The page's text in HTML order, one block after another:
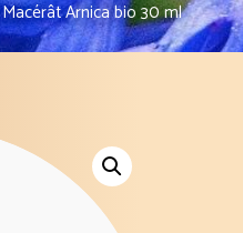
Macérât Arnica bio 30 ml